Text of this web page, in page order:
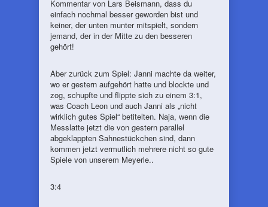
Kommentar von Lars Beismann, dass du
einfach nochmal besser geworden bist und
keiner, der unten munter mitspielt, sondern
jemand, der in der Mitte zu den besseren
gehört!
Aber zurück zum Spiel: Janni machte da weiter,
wo er gestern aufgehört hatte und blockte und
zog, schupfte und flippte sich zu einem 3:1,
was Coach Leon und auch Janni als „nicht
wirklich gutes Spiel“ betitelten. Naja, wenn die
Messlatte jetzt die von gestern parallel
abgeklappten Sahnestückchen sind, dann
kommen jetzt vermutlich mehrere nicht so gute
Spiele von unserem Meyerle..
3:4